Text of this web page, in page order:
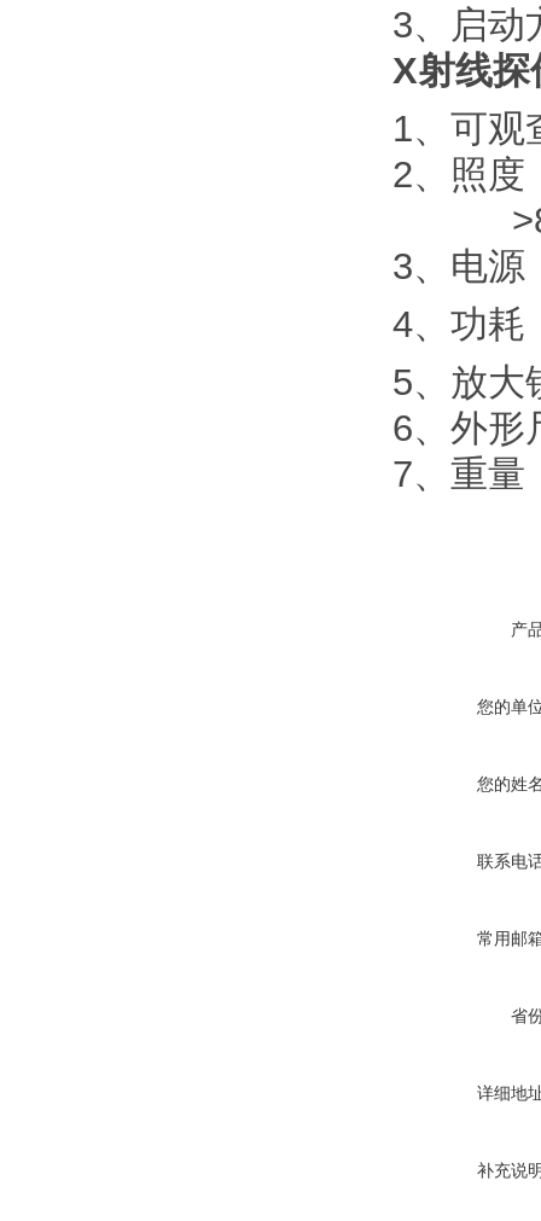
3、启动
X射线
1、可观
2、照度
3、电
4、功耗
5、放大
6、外形
7、重量
产
您的单
您的姓
联系电
常用邮
省
详细地
补充说